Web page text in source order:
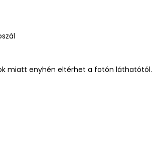
miatt enyhén eltérhet a fotón láthatótól.